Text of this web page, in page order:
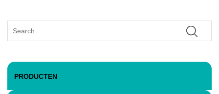
PRODUCTEN